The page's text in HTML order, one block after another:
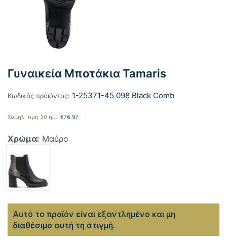
Γυναικεία Μποτάκια Tamaris
Κωδικός προϊόντος: 1-25371-45 098 Black Comb
Χαμηλ. τιμή 30 ημ.: €76.97
Χρώμα: Μαύρο
Αυτό το προϊόν είναι εξαντλημένο και μη
διαθέσιμο αυτή τη στιγμή.